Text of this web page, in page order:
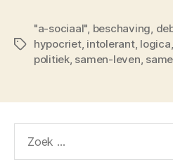
Tags
"a-sociaal" beschaving
hypocriet, intolerant, logica
politiek, samen-leven
naar: